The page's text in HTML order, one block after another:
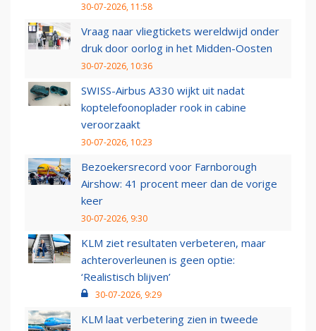
30-07-2026, 11:58
Vraag naar vliegtickets wereldwijd onder
druk door oorlog in het Midden-Oosten
30-07-2026, 10:36
SWISS-Airbus A330 wijkt uit nadat
koptelefoonoplader rook in cabine
veroorzaakt
30-07-2026, 10:23
Bezoekersrecord voor Farnborough
Airshow: 41 procent meer dan de vorige
keer
30-07-2026, 9:30
KLM ziet resultaten verbeteren, maar
achteroverleunen is geen optie:
‘Realistisch blijven’
30-07-2026, 9:29
KLM laat verbetering zien in tweede